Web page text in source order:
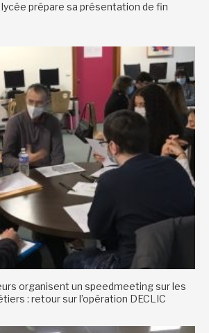
prépare sa présentation de fin
organisent un speedmeeting sur les
: retour sur l’opération DECLIC